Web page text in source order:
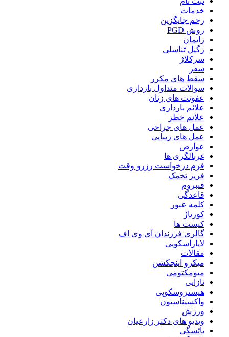
خدمات
رحم جایگزین
روش PGD
زایمان
زگیل تناسلی
سرکلاژ
سفر
سقط های مکرر
سوالات متداول بارداری
عفونت های زنان
علائم بارداری
علائم خطر
عمل های جراحی
عمل های زیبایی
عوارض
غربالگری ها
فرم درخواست رزرو وقت
فریز تخمک
فیبروم
قاعدگی
کلمه عبور
کورتاژ
کیست ها
گالری فرزندان آی وی اف
لاپاراسکوپی
مقالات
میکرو اینجکشن
میومکتومی
نازایی
هیستروسکوپی
واکسیناسیون
ورزش
ویدیو های دکتر زارعیان
یائسگی